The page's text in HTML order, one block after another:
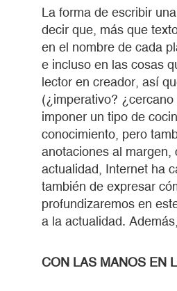
La forma de escribir
decir que, más que
en el nombre de cada
e incluso en las cosas
lector en creador, así
(¿imperativo?
imponer un tipo de
conocimiento, pero
anotaciones al
actualidad, Internet ha
también de expresar
profundizaremos en
a la actualidad.
CON LAS MANOS EN